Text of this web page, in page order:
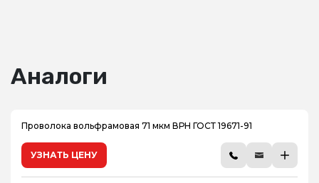
Аналоги
Проволока вольфрамовая 71 мкм ВРН ГОСТ 19671-91
УЗНАТЬ ЦЕНУ